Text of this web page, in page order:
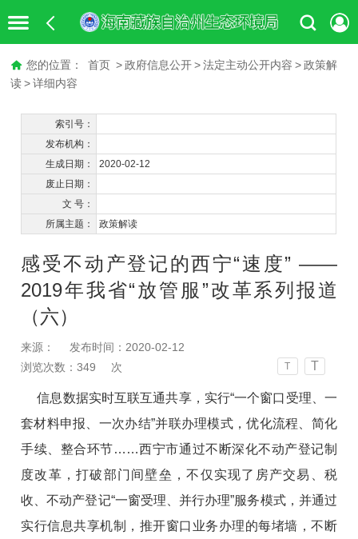
您的位置： 首页 > 政府信息公开 > 法定主动公开内容 > 政策解
读 > 详细内容
索引号：
发布机构：
生成日期：
2020-02-12
废止日期：
文 号：
所属主题：
政策解读
感受不动产登记的西宁“速度” ——
2019年我省“放管服”改革系列报道
（六）
来源：
发布时间：2020-02-12
浏览次数：349 次 T T
信息数据实时互联互通共享，实行“一个窗口受理、一
套材料申报、一次办结”并联办理模式，优化流程、简化
手续、整合环节……西宁市通过不断深化不动产登记制
度改革，打破部门间壁垒，不仅实现了房产交易、税
收、不动产登记“一窗受理、并行办理”服务模式，并通过
实行信息共享机制，推开窗口业务办理的每堵墙，不断